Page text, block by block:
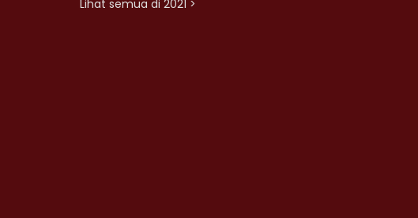
Lihat semua di 2021 >